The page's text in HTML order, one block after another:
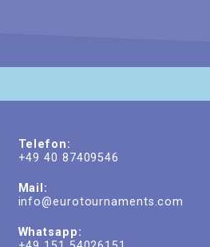
Telefon:
+49 40 87409546
Mail:
info@eurotournaments.com
Whatsapp: